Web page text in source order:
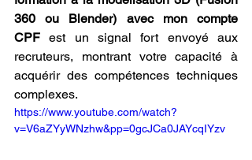
360 ou Blender) avec mon compte
CPF est un signal fort envoyé aux
recruteurs, montrant votre capacité à
acquérir des compétences techniques
complexes.
https://www.youtube.com/watch?
v=V6aZYyWNzhw&pp=0gcJCa0JAYcqIYzv